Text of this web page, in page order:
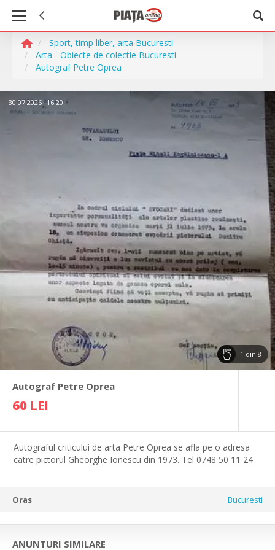
Sport, timp liber, arta Bucuresti
Arta - Obiecte de colectie Bucuresti
Autograf Petre Oprea
30.07.2026 16:20
1 din 8
Autograf Petre Oprea
60 LEI
Autograful criticului de arta Petre Oprea se afla pe o adresa
catre pictorul Gheorghe Ionescu din 1973. Tel 0748 50 11 24
Oras Bucuresti
ANUNTURI SIMILARE